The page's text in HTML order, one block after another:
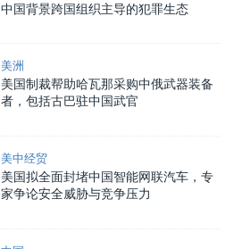
中国背景跨国组织主导的犯罪生态
美洲
美国制裁帮助哈瓦那采购中俄武器装备
者，包括古巴驻中国武官
美中经贸
美国拟全面封堵中国智能网联汽车，专
家争论安全威胁与竞争压力